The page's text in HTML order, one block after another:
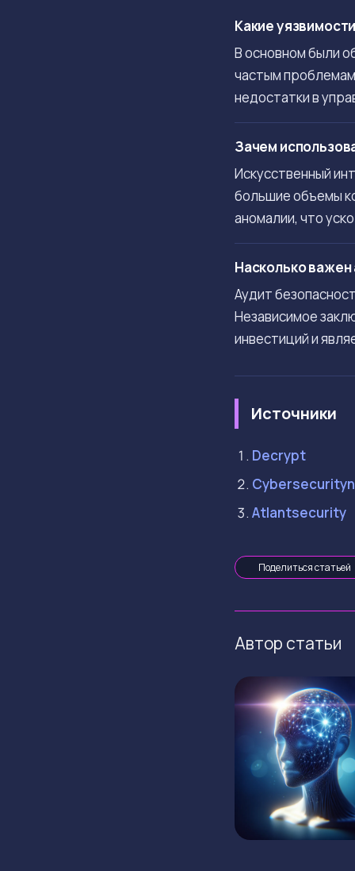
Какие
В основном были
частым
недостатки в
Зачем
Искусственный
большие объемы
аномалии, что
Насколько
Аудит
Независимое
инвестиций и
Источники
Decrypt
Atlantsecurity
Поделиться статьей
Автор статьи